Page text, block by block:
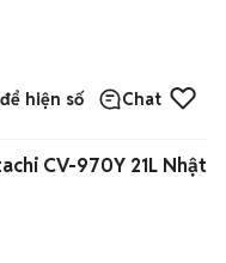
hiện số Chat
CV-970Y 21L Nhật